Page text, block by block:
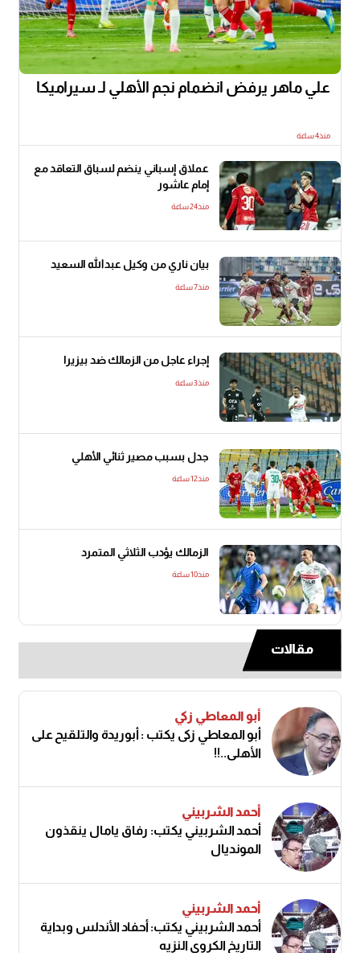
علي ماهر يرفض انضمام نجم الأهلي لـ سيراميكا
منذ4 ساعة
عملاق إسباني ينضم لسباق التعاقد مع
إمام عاشور
منذ24 ساعة
بيان ناري من وكيل عبدالله السعيد
منذ7 ساعة
إجراء عاجل من الزمالك ضد بيزيرا
منذ3 ساعة
جدل بسبب مصير ثنائي الأهلي
منذ12 ساعة
الزمالك يؤدب الثلاثي المتمرد
منذ10 ساعة
مقالات
أبو المعاطي زكي
أبو المعاطي زكى يكتب : أبوريدة والتلقيح على
الأهلى..!!
أحمد الشربيني
أحمد الشربيني يكتب: رفاق يامال ينقذون
المونديال
أحمد الشربيني
أحمد الشربيني يكتب: أحفاد الأندلس وبداية
التاريخ الكروي النزيه